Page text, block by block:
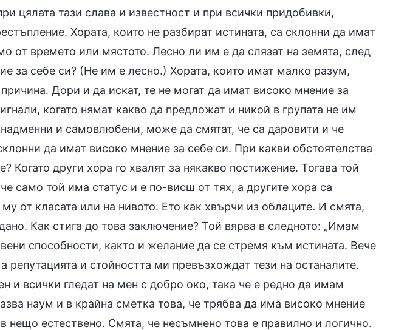
цялата тази слава и известност и при всички придобивки,
Хората, които не разбират истината, са склонни да имат
от времето или мястото. Лесно ли им е да слязат на земята, след
за себе си? (Не им е лесно.) Хората, които имат малко разум,
Дори и да искат, те не могат да имат високо мнение за
когато нямат какво да предложат и никой в групата не им
и самовлюбени, може да смятат, че са даровити и че
да имат високо мнение за себе си. При какви обстоятелства
Когато други хора го хвалят за някакво постижение. Тогава той
само той има статус и е по-висш от тях, а другите хора са
от класата или на нивото. Ето как хвърчи из облаците. И смята,
Как стига до това заключение? Той вярва в следното: „Имам
способности, както и желание да се стремя към истината. Вече
и стойността ми превъзхождат тези на останалите.
и всички гледат на мен с добро око, така че е редно да имам
наум и в крайна сметка това, че трябва да има високо мнение
нещо естествено. Смята, че несъмнено това е правилно и логично.